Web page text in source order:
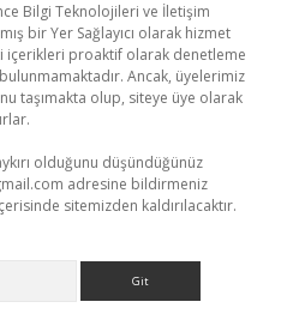
Bilgi Teknolojileri ve İletişim
bir Yer Sağlayıcı olarak hizmet
içerikleri proaktif olarak denetleme
Ancak, üyelerimiz
taşımakta olup, siteye üye olarak
olduğunu düşündüğünüz
adresine bildirmeniz
sitemizden kaldırılacaktır.